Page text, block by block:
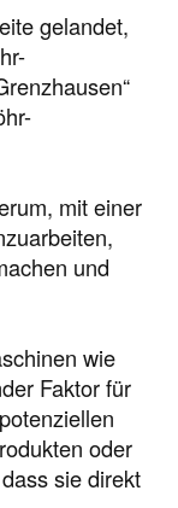
gelandet,
mit einer
und
wie
Faktor für
oder
sie direkt